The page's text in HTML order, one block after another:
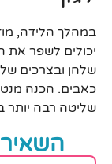
במהלך הלידה,
יכולים לשפר את
שלהן ובצרכים
כאבים. הכנה
שליטה רבה יותר